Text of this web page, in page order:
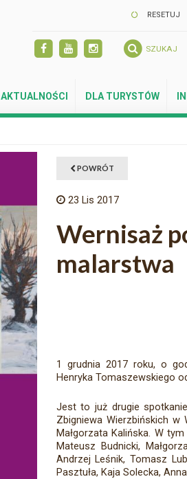
RESETUJ
SZUKAJ
AKTUALNOŚCI DLA TURYSTÓW
POWRÓT
23 Lis 2017
Wernisaż
malarstwa
1 grudnia 2017 roku, o
Henryka Tomaszewskiego
Jest to już drugie
Zbigniewa Wierzbińskich w
Małgorzata Kalińska. W
Mateusz Budnicki,
Andrzej Leśnik, Tomasz
Pasztuła, Kaja Solecka,